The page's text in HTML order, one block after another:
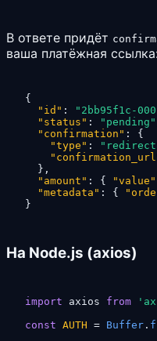
В ответе придёт
ваша платёжная
{
"id" : "2bb95f1c-
"status" : "pending"
"confirmation" :
{
"type" :
} ,
"amount" : { "value"
"metadata" : {
}
На Node.js (axios)
import axios from
const AUTH = Buffer .